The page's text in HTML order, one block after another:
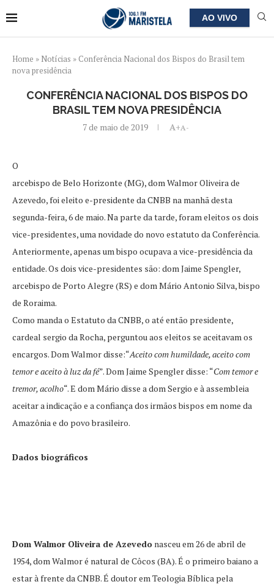
AO VIVO
Home » Notícias » Conferência Nacional dos Bispos do Brasil tem
nova presidência
CONFERÊNCIA NACIONAL DOS BISPOS DO
BRASIL TEM NOVA PRESIDÊNCIA
7 de maio de 2019 A+A-
O
arcebispo de Belo Horizonte (MG), dom Walmor Oliveira de
Azevedo, foi eleito e-presidente da CNBB na manhã desta
segunda-feira, 6 de maio. Na parte da tarde, foram eleitos os dois
vice-presidentes, uma novidade do novo estatuto da Conferência.
Anteriormente, apenas um bispo ocupava a vice-presidência da
entidade. Os dois vice-presidentes são: dom Jaime Spengler,
arcebispo de Porto Alegre (RS) e dom Mário Antonio Silva, bispo
de Roraima.
Como manda o Estatuto da CNBB, o até então presidente,
cardeal sergio da Rocha, perguntou aos eleitos se aceitavam os
encargos. Dom Walmor disse:“Aceito com humildade, aceito com
temor e aceito à luz da fé”. Dom Jaime Spengler disse: “Com temor e
tremor, acolho“. E dom Mário disse a dom Sergio e à assembleia
aceitar a indicação e a confiança dos irmãos bispos em nome da
Amazônia e do povo brasileiro.
Dados biográficos
Dom Walmor Oliveira de Azevedo nasceu em 26 de abril de
1954, dom Walmor é natural de Côcos (BA). É o primeiro baiano a
estar à frente da CNBB. É doutor em Teologia Bíblica pela